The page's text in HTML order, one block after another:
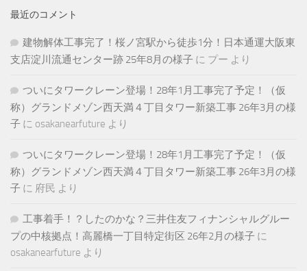
最近のコメント
建物解体工事完了！桜ノ宮駅から徒歩1分！日本通運大阪東
支店淀川流通センター跡 25年8月の様子 に プー より
ついにタワークレーン登場！28年1月工事完了予定！（仮
称）グランドメゾン西天満４丁目タワー新築工事 26年3月の様
子 に osakanearfuture より
ついにタワークレーン登場！28年1月工事完了予定！（仮
称）グランドメゾン西天満４丁目タワー新築工事 26年3月の様
子 に 府民 より
工事着手！？したのかな？三井住友フィナンシャルグルー
プの中核拠点！高麗橋一丁目特定街区 26年2月の様子 に
osakanearfuture より